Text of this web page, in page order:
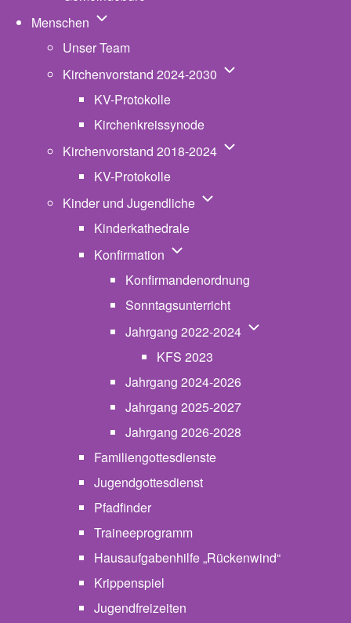
Menschen Unternavigation von Menschen
Unser Team
Kirchenvorstand 2024-2030 Unternavigation von
KV-Protokolle
Kirchenkreissynode
Kirchenvorstand 2018-2024 Unternavigation von
KV-Protokolle
Kinder und Jugendliche Unternavigation von
Kinderkathedrale
Konfirmation Unternavigation von
Konfirmandenordnung
Sonntagsunterricht
Jahrgang 2022-2024 Unternavigation
KFS 2023
Jahrgang 2024-2026
Jahrgang 2025-2027
Jahrgang 2026-2028
Familiengottesdienste
Jugendgottesdienst
Pfadfinder
Traineeprogramm
Hausaufgabenhilfe „Rückenwind“
Krippenspiel
Jugendfreizeiten